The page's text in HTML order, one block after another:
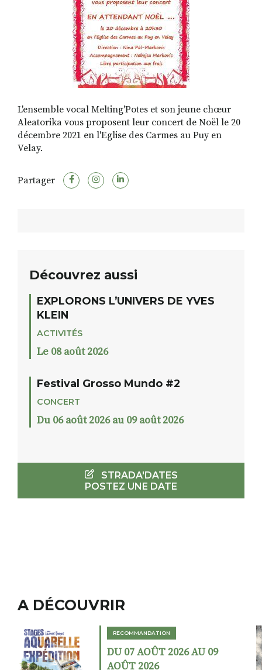
L'ensemble vocal Melting'Potes et son jeune chœur
Aleatorika vous proposent leur concert de Noël le 20
décembre 2021 en l'Eglise des Carmes au Puy en
Velay.
Partager
Découvrez aussi
EXPLORONS L’UNIVERS DE YVES
KLEIN
ACTIVITÉS
Le 08 août 2026
Festival Grosso Mundo #2
CONCERT
Du 06 août 2026 au 09 août 2026
STRADA'DATES
POSTEZ UNE DATE
A DÉCOUVRIR
RECOMMANDATION
DU 02 AOÛT 2026 AU 23
AOÛT 2026